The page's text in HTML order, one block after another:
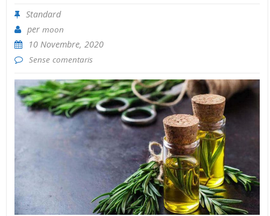
Standard
per moon
10 Novembre, 2020
Sense comentaris